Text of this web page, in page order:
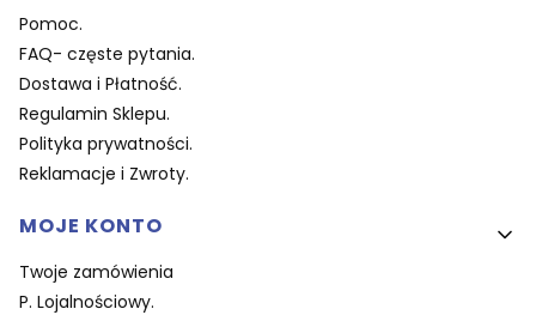
Pomoc.
FAQ- częste pytania.
Dostawa i Płatność.
Regulamin Sklepu.
Polityka prywatności.
Reklamacje i Zwroty.
MOJE KONTO
Twoje zamówienia
P. Lojalnościowy.